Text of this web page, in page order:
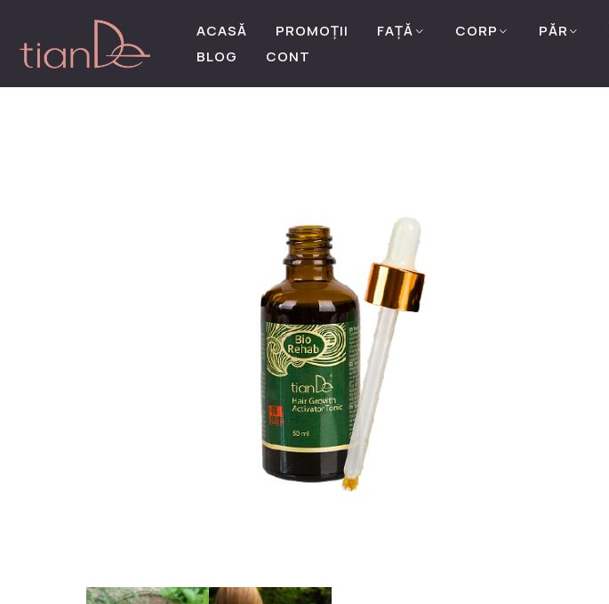
ACASĂ PROMOȚII FAȚĂ CORP PĂR
BLOG
CONT